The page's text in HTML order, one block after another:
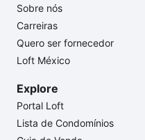
Sobre nós
Carreiras
Quero ser fornecedor
Loft México
Explore
Portal Loft
Lista de Condomínios